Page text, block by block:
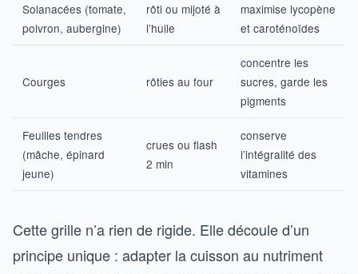
Solanacées (tomate,
poivron, aubergine)
rôti ou mijoté à
l’huile
maximise lycopène
et caroténoïdes
Courges rôties au four
concentre les
sucres, garde les
pigments
Feuilles tendres
(mâche, épinard
jeune)
crues ou flash
2 min
conserve
l’intégralité des
vitamines
Cette grille n’a rien de rigide. Elle découle d’un
principe unique : adapter la cuisson au nutriment